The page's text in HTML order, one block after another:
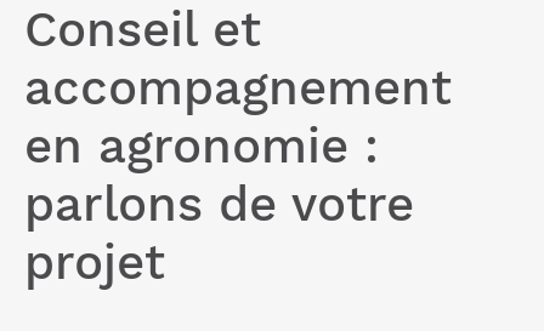
Conseil et
accompagnement
en agronomie :
parlons de votre
projet